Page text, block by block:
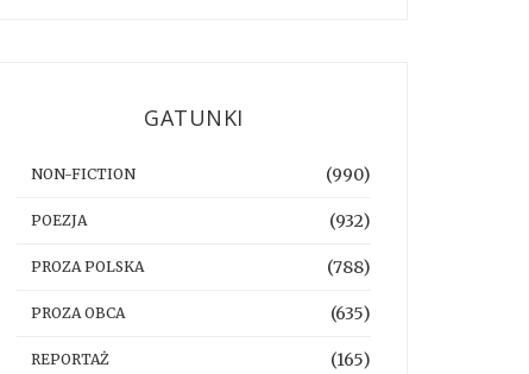
GATUNKI
NON-FICTION (990)
POEZJA (932)
PROZA POLSKA (788)
PROZA OBCA (635)
REPORTAŻ (165)